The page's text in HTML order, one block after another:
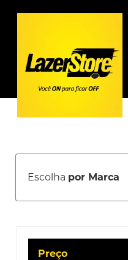
Escolha por Marca
Preço